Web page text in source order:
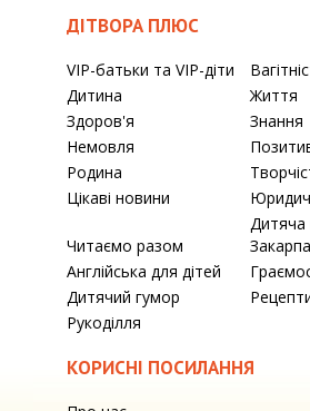
ДІТВОРА ПЛЮС
VIP-батьки та VIP-діти
Дитина
Життя
Здоров'я
Знання
Немовля
Родина
Цікаві новини
Читаємо разом
Дитяча
Англійська для дітей
Дитячий гумор
Рукоділля
КОРИСНІ ПОСИЛАННЯ